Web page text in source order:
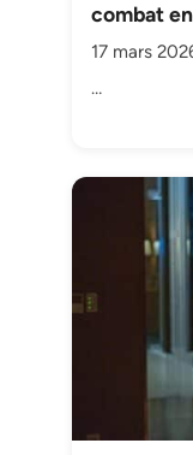
combat
17 mars
…